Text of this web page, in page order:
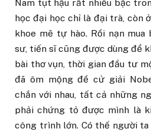
Nam tụt hậu rất nhiều bậc
học đại học chỉ là đại trà, còn
khoe mẽ tự hào. Rồi nạn
sư, tiến sĩ cũng được dùng để
bài thơ vụn, thời gian đầu tư
đã ôm mộng đề cử giải
chắn với nhau, tất cả những
phải chứng tỏ được mình là
công trình lớn. Có thế người ta